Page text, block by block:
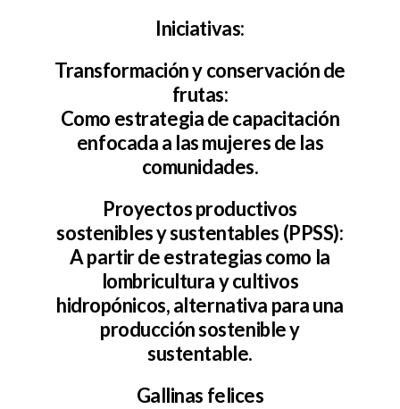
Iniciativas:
Transformación y conservación de
frutas:
Como estrategia de capacitación
enfocada a las mujeres de las
comunidades.
Proyectos productivos
sostenibles y sustentables (PPSS):
A partir de estrategias como la
lombricultura y cultivos
hidropónicos, alternativa para una
producción sostenible y
sustentable.
Gallinas felices